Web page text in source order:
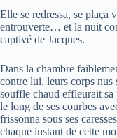
Elle se redressa, se plaça
entrouverte… et la nuit
captivé de Jacques.
Dans la chambre
contre lui, leurs corps nus
souffle chaud effleurait sa
le long de ses courbes
frissonna sous ses
chaque instant de cette